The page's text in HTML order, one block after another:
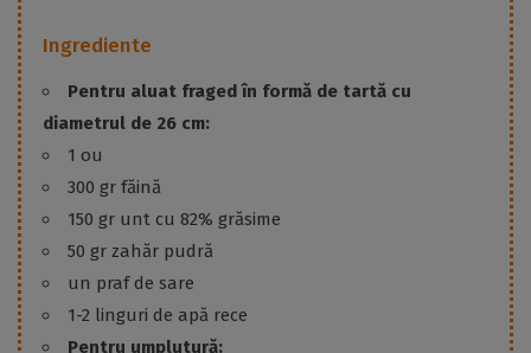
Ingrediente
Pentru aluat fraged în formă de tartă cu
diametrul de 26 cm:
1 ou
300 gr făină
150 gr unt cu 82% grăsime
50 gr zahăr pudră
un praf de sare
1-2 linguri de apă rece
Pentru umplutură: